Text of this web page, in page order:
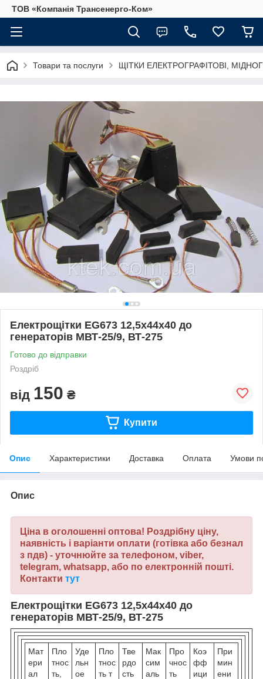
ТОВ «Компанія Трансенерго-Ком»
Товари та послуги ЩІТКИ ЕЛЕКТРОГРАФІТОВІ,
Електрощітки ЕG673 12,5х44х40 до
генераторів МВТ-25/9, ВТ-275
Готово до відправки
Роздріб
від 150 ₴
Купити
Опис Характеристики Доставка Оплата Умови
Опис
Ціна в оголошенні оптова! Роздрібну ціну,
наявність і варіанти оплати (готівка або безнал
з пдв) - уточнюйте за телефоном, viber,
telegram, whatsapp, або по електронній пошті.
Контакти тут
Електрощітки ЕG673 12,5х44х40 до
генераторів МВТ-25/9, ВТ-275
Мат
ери
ал
Пло
тнос
ть,
Уде
льн
ое
Пло
тнос
ть т
Тве
рдо
сть
Мак
сим
аль
Про
чнос
ть
Коэ
фф
ици
При
мин
ени